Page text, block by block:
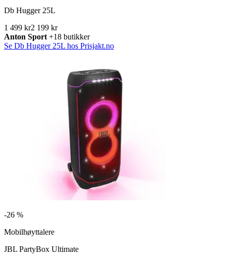
Db Hugger 25L
1 499 kr2 199 kr
Anton Sport +18 butikker
Se Db Hugger 25L hos Prisjakt.no
-26 %
Mobilhøyttalere
JBL PartyBox Ultimate